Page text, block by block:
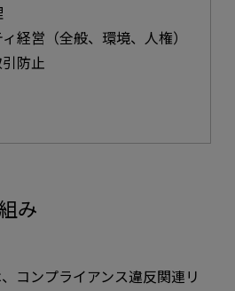
経営（全般、環境、人権）
防止
み
コンプライアンス違反関連リ